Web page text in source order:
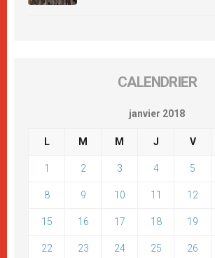
CALENDRIER
janvier 2018
L M M J V
1 2 3 4 5
8 9 10 11 12
15 16 17 18 19
22 23 24 25 26